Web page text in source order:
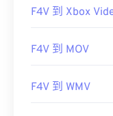
F4V 到 Xbox
F4V 到 MOV
F4V 到 WMV